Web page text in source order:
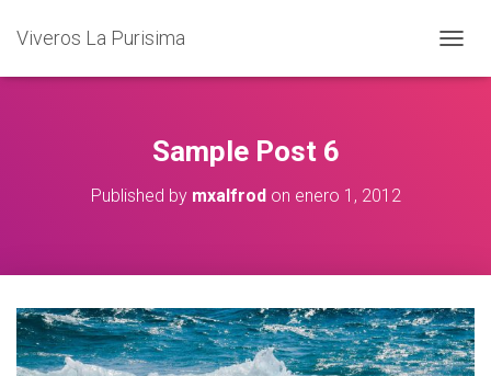
Viveros La Purisima
O
T
I
O
N
Sample Post 6
Published by mxalfrodon enero 1, 2012